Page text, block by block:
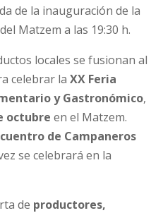
de la inauguración de la
Matzem a las 19:30 h.
locales se fusionan al
celebrar la XX Feria
y Gastronómico,
octubre en el Matzem.
de Campaneros
se celebrará en la
de productores,